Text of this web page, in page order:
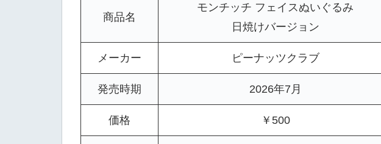
商品名
モンチッチ フェイスぬいぐるみ
日焼けバージョン
メーカー ピーナッツクラブ
発売時期 2026年7月
価格 ￥500